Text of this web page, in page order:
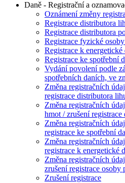
Daně - Registrační a
Oznámení změny
Registrace distributora
Registrace distributora
Registrace fyzické
Registrace k
Registrace ke spotřební
Vydání povolení podle
spotřebních daních, ve
Změna registračních
registrace distributora
Změna registračních
hmot / zrušení
Změna registračních
registrace ke spotřební
Změna registračních
registrace k energetické
Změna registračních
zrušení registrace osoby
Zrušení registrace